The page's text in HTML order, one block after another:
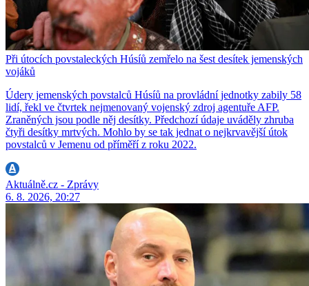
Při útocích povstaleckých Húsíů zemřelo na šest desítek jemenských
vojáků
Údery jemenských povstalců Húsíů na provládní jednotky zabily 58
lidí, řekl ve čtvrtek nejmenovaný vojenský zdroj agentuře AFP.
Zraněných jsou podle něj desítky. Předchozí údaje uváděly zhruba
čtyři desítky mrtvých. Mohlo by se tak jednat o nejkrvavější útok
povstalců v Jemenu od příměří z roku 2022.
Aktuálně.cz - Zprávy
6. 8. 2026, 20:27